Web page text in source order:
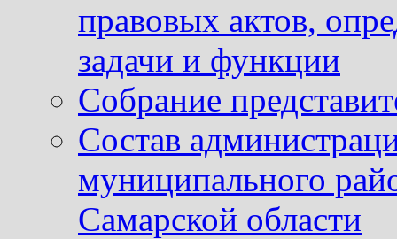
правовых актов,
задачи и функции
Собрание
Состав
муниципального
Самарской области